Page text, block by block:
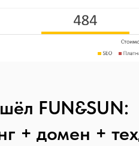
FUN&SUN:
+ домен +